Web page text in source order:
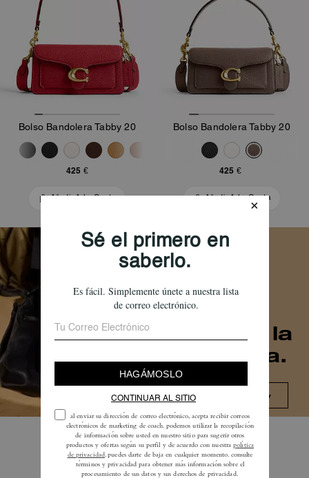
Bolso Bandolera Tabby 20
425 €
Bolso Bandolera Tabby 20
425 €
Añadir A La Cesta
Visto en la
pasarela.
Comprar Tabby
Bestseller